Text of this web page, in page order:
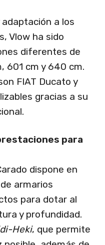
a los
Vlow ha sido
diferentes de
601 cm y 640 cm.
FIAT Ducato y
gracias a su
para
dispone en
de armarios
para dotar al
y profundidad.
Heki, que permite